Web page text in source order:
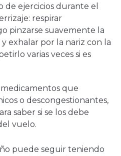
de ejercicios durante el
respirar
pinzarse suavemente la
exhalar por la nariz con la
varias veces si es
que
o descongestionantes,
saber si se los debe
vuelo.
puede seguir teniendo